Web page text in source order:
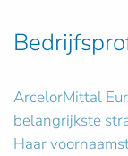
ArcelorMittal
belangrijkste
Haar